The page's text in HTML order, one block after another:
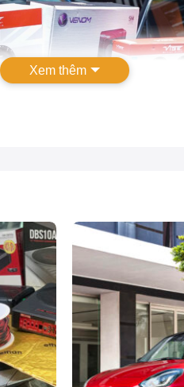
xe Subaru Forester – Bảng giá
Xem thêm